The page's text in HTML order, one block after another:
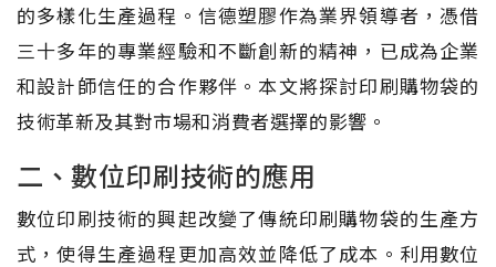
的多樣化生產過程。信德塑膠作為業界領導者，憑借
三十多年的專業經驗和不斷創新的精神，已成為企業
和設計師信任的合作夥伴。本文將探討印刷購物袋的
技術革新及其對市場和消費者選擇的影響。
二、數位印刷技術的應用
數位印刷技術的興起改變了傳統印刷購物袋的生產方
式，使得生產過程更加高效並降低了成本。利用數位